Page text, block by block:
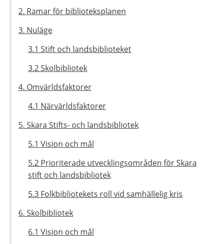
2. Ramar för biblioteksplanen
3. Nuläge
3.1 Stift och landsbiblioteket
3.2 Skolbibliotek
4. Omvärldsfaktorer
4.1 Närvärldsfaktorer
5. Skara Stifts- och landsbibliotek
5.1 Vision och mål
5.2 Prioriterade utvecklingsområden för Skara
stift och landsbibliotek
5.3 Folkbibliotekets roll vid samhällelig kris
6. Skolbibliotek
6.1 Vision och mål